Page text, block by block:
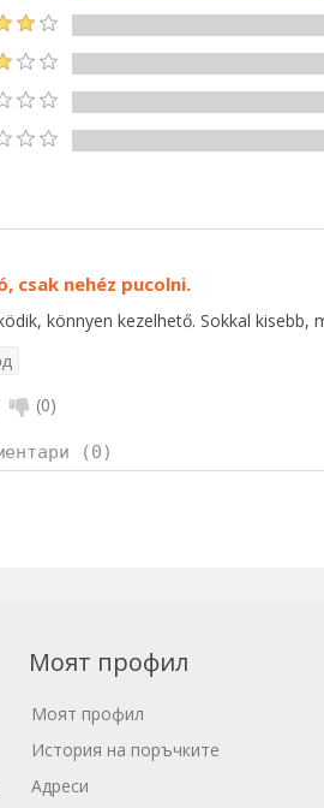
csak nehéz pucolni.
könnyen kezelhető. Sokkal kisebb,
(0)
(0)
Моят профил
Моят профил
История на поръчките
Адреси